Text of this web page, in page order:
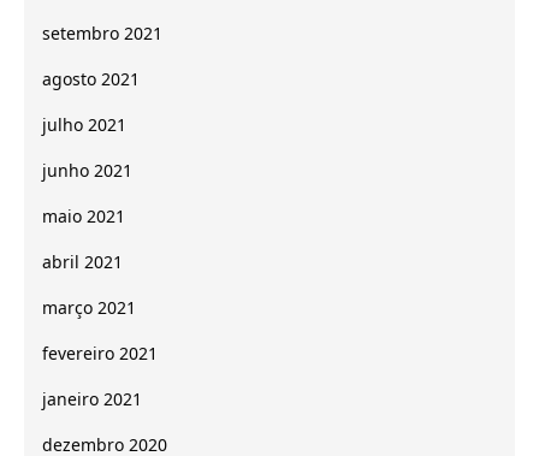
setembro 2021
agosto 2021
julho 2021
junho 2021
maio 2021
abril 2021
março 2021
fevereiro 2021
janeiro 2021
dezembro 2020